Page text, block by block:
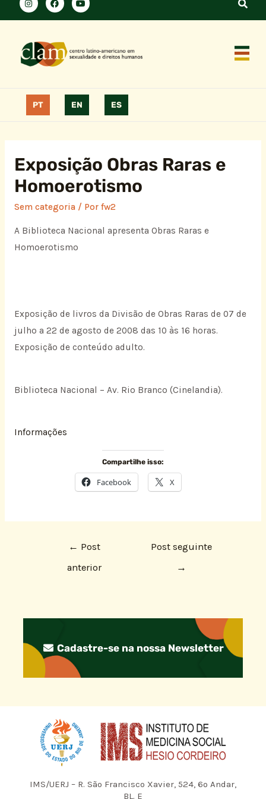
PT EN ES
Exposição Obras Raras e
Homoerotismo
Sem categoria/ Por fw2
A Biblioteca Nacional apresenta Obras Raras e
Homoerotismo
Exposição de livros da Divisão de Obras Raras de 07 de
julho a 22 de agosto de 2008 das 10 às 16 horas.
Exposição de conteúdo adulto.
Biblioteca Nacional – Av. Rio Branco (Cinelandia).
Informações
Compartilhe isso:
Facebook X
← Post
anterior
Post seguinte
→
Cadastre-se na nossa Newsletter
IMS/UERJ – R. São Francisco Xavier, 524, 6º Andar,
BL. E